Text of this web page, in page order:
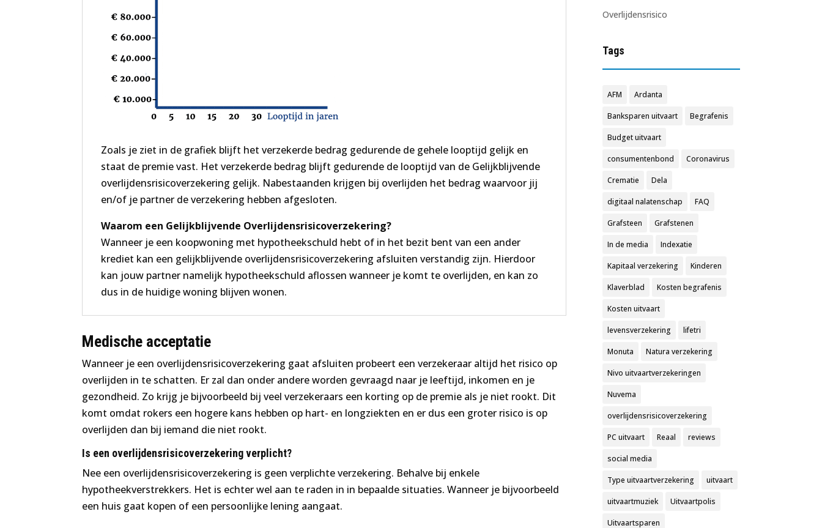
Zoals je ziet in de grafiek blijft het verzekerde bedrag gedurende de gehele looptijd gelijk en
staat de premie vast. Het verzekerde bedrag blijft gedurende de looptijd van de Gelijkblijvende
overlijdensrisicoverzekering gelijk. Nabestaanden krijgen bij overlijden het bedrag waarvoor jij
en/of je partner de verzekering hebben afgesloten.
Waarom een Gelijkblijvende Overlijdensrisicoverzekering?
Wanneer je een koopwoning met hypotheekschuld hebt of in het bezit bent van een ander
krediet kan een gelijkblijvende overlijdensrisicoverzekering afsluiten verstandig zijn. Hierdoor
kan jouw partner namelijk hypotheekschuld aflossen wanneer je komt te overlijden, en kan zo
dus in de huidige woning blijven wonen.
Medische acceptatie
Wanneer je een overlijdensrisicoverzekering gaat afsluiten probeert een verzekeraar altijd het risico op
overlijden in te schatten. Er zal dan onder andere worden gevraagd naar je leeftijd, inkomen en je
gezondheid. Zo krijg je bijvoorbeeld bij veel verzekeraars een korting op de premie als je niet rookt. Dit
komt omdat rokers een hogere kans hebben op hart- en longziekten en er dus een groter risico is op
overlijden dan bij iemand die niet rookt.
Is een overlijdensrisicoverzekering verplicht?
Nee een overlijdensrisicoverzekering is geen verplichte verzekering. Behalve bij enkele
hypotheekverstrekkers. Het is echter wel aan te raden in in bepaalde situaties. Wanneer je bijvoorbeeld
een huis gaat kopen of een persoonlijke lening aangaat.
Overlijdensrisico
Tags
AFM Ardanta
Banksparen uitvaart Begrafenis
Budget uitvaart
consumentenbond Coronavirus
Crematie Dela
digitaal nalatenschap FAQ
Grafsteen Grafstenen
In de media Indexatie
Kapitaal verzekering Kinderen
Klaverblad Kosten begrafenis
Kosten uitvaart
levensverzekering lifetri
Monuta Natura verzekering
Nivo uitvaartverzekeringen
Nuvema
overlijdensrisicoverzekering
PC uitvaart Reaal reviews
social media
Type uitvaartverzekering uitvaart
uitvaartmuziek Uitvaartpolis
Uitvaartsparen